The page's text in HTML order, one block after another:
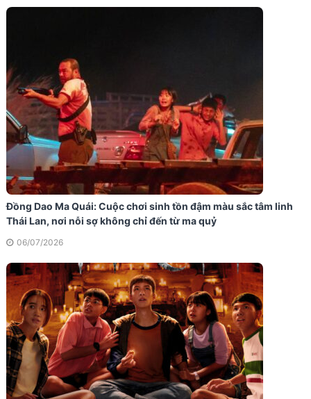
Đồng Dao Ma Quái: Cuộc chơi sinh tồn đậm màu sắc tâm linh
Thái Lan, nơi nỗi sợ không chỉ đến từ ma quỷ
06/07/2026